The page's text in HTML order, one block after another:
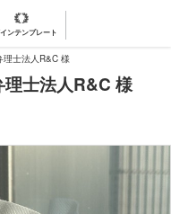
ンテンプレート
士法人R&C 様
士法人R&C 様